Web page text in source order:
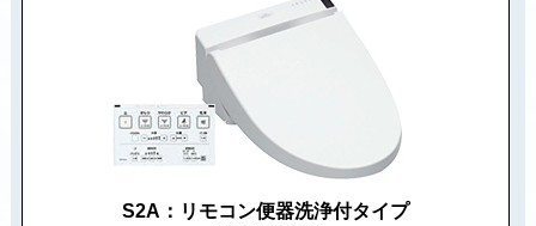
S2A：リモコン便器洗浄付タイプ